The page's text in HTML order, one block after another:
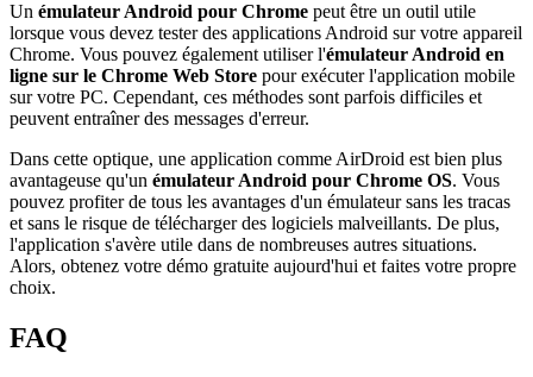
Un émulateur Android pour Chrome peut être un outil utile
lorsque vous devez tester des applications Android sur votre appareil
Chrome. Vous pouvez également utiliser l'émulateur Android en
ligne sur le Chrome Web Store pour exécuter l'application mobile
sur votre PC. Cependant, ces méthodes sont parfois difficiles et
peuvent entraîner des messages d'erreur.
Dans cette optique, une application comme AirDroid est bien plus
avantageuse qu'un émulateur Android pour Chrome OS. Vous
pouvez profiter de tous les avantages d'un émulateur sans les tracas
et sans le risque de télécharger des logiciels malveillants. De plus,
l'application s'avère utile dans de nombreuses autres situations.
Alors, obtenez votre démo gratuite aujourd'hui et faites votre propre
choix.
FAQ